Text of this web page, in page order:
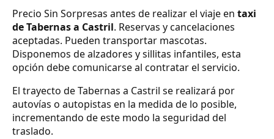
Precio Sin Sorpresas antes de realizar el viaje en taxi
de Tabernas a Castril. Reservas y cancelaciones
aceptadas. Pueden transportar mascotas.
Disponemos de alzadores y sillitas infantiles, esta
opción debe comunicarse al contratar el servicio.
El trayecto de Tabernas a Castril se realizará por
autovías o autopistas en la medida de lo posible,
incrementando de este modo la seguridad del
traslado.